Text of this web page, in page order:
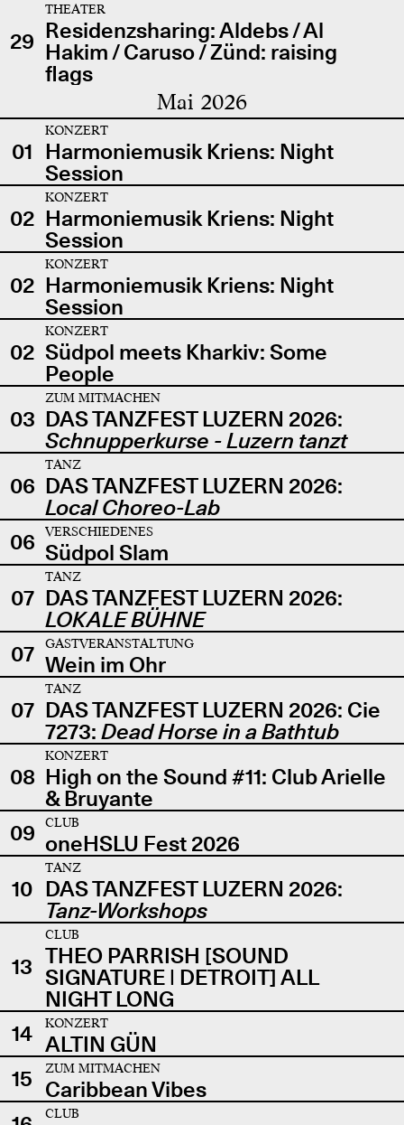
29
THEATER
Residenzsharing: Aldebs / Al
Hakim / Caruso / Zünd: raising
flags
Mai 2026
01
KONZERT
Harmoniemusik Kriens: Night
Session
02
KONZERT
Harmoniemusik Kriens: Night
Session
02
KONZERT
Harmoniemusik Kriens: Night
Session
02
KONZERT
Südpol meets Kharkiv: Some
People
03
ZUM MITMACHEN
DAS TANZFEST LUZERN 2026:
Schnupperkurse - Luzern tanzt
06
TANZ
DAS TANZFEST LUZERN 2026:
Local Choreo-Lab
06
VERSCHIEDENES
Südpol Slam
07
TANZ
DAS TANZFEST LUZERN 2026:
LOKALE BÜHNE
07
GASTVERANSTALTUNG
Wein im Ohr
07
TANZ
DAS TANZFEST LUZERN 2026: Cie
7273: Dead Horse in a Bathtub
08
KONZERT
High on the Sound #11: Club Arielle
& Bruyante
09
CLUB
oneHSLU Fest 2026
10
TANZ
DAS TANZFEST LUZERN 2026:
Tanz-Workshops
13
CLUB
THEO PARRISH [SOUND
SIGNATURE | DETROIT] ALL
NIGHT LONG
14
KONZERT
ALTIN GÜN
15
ZUM MITMACHEN
Caribbean Vibes
CLUB